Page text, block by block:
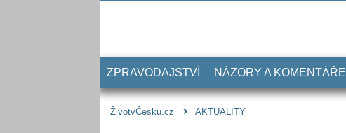
ZPRAVODAJSTVÍ NÁZORY A KOMENTÁŘE
ŽivotvČesku.cz AKTUALITY